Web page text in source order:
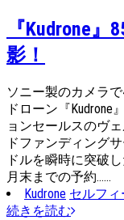
『Kudrone
影！
ソニー製のカメラ
ドローン『
ョンセールスのヴ
ドファンディング
ドルを瞬時に突破
月末までの予約……
Kudrone セルフィ
続きを読む